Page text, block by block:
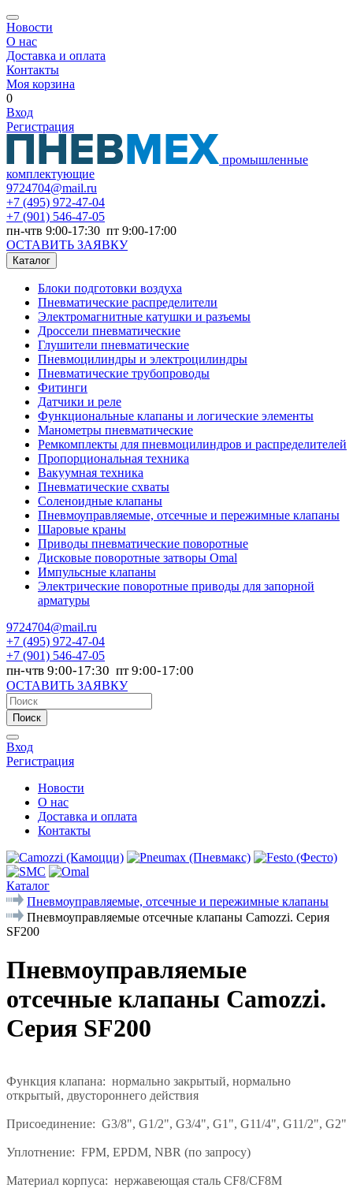
Новости
О нас
Доставка и оплата
Контакты
Моя корзина
0
Вход
Регистрация
промышленные
комплектующие
9724704@mail.ru
+7 (495) 972-47-04
+7 (901) 546-47-05
пн-чтв 9:00-17:30 пт 9:00-17:00
ОСТАВИТЬ ЗАЯВКУ
Каталог
Блоки подготовки воздуха
Пневматические распределители
Электромагнитные катушки и разъемы
Дроссели пневматические
Глушители пневматические
Пневмоцилиндры и электроцилиндры
Пневматические трубопроводы
Фитинги
Датчики и реле
Функциональные клапаны и логические элементы
Манометры пневматические
Ремкомплекты для пневмоцилиндров и распределителей
Пропорциональная техника
Вакуумная техника
Пневматические схваты
Соленоидные клапаны
Пневмоуправляемые, отсечные и пережимные клапаны
Шаровые краны
Приводы пневматические поворотные
Дисковые поворотные затворы Omal
Импульсные клапаны
Электрические поворотные приводы для запорной
арматуры
9724704@mail.ru
+7 (495) 972-47-04
+7 (901) 546-47-05
пн-чтв 9:00-17:30 пт 9:00-17:00
ОСТАВИТЬ ЗАЯВКУ
Поиск
Вход
Регистрация
Новости
О нас
Доставка и оплата
Контакты
Каталог
Пневмоуправляемые, отсечные и пережимные клапаны
Пневмоуправляемые отсечные клапаны Camozzi. Серия
SF200
Пневмоуправляемые
отсечные клапаны Camozzi.
Серия SF200
Функция клапана: нормально закрытый, нормально
открытый, двустороннего действия
Присоединение: G3/8", G1/2", G3/4", G1", G11/4", G11/2", G2"
Уплотнение: FPM, EPDM, NBR (по запросу)
Материал корпуса: нержавеющая сталь CF8/CF8M